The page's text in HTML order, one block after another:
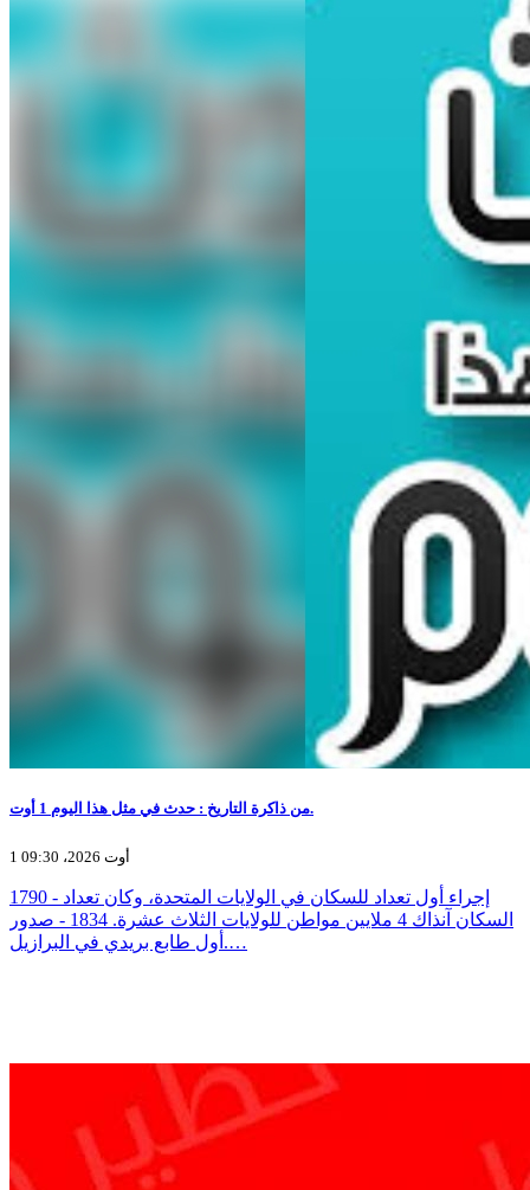
من ذاكرة التاريخ : حدث في مثل هذا اليوم 1 أوت.
1 أوت 2026، 09:30
1790 - إجراء أول تعداد للسكان في الولايات المتحدة، وكان تعداد
السكان آنذاك 4 ملايين مواطن للولايات الثلاث عشرة. 1834 - صدور
أول طابع بريدي في البرازيل.…